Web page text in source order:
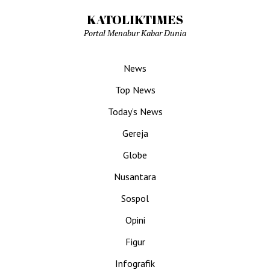
KATOLIKTIMES
Portal Menabur Kabar Dunia
News
Top News
Today’s News
Gereja
Globe
Nusantara
Sospol
Opini
Figur
Infografik